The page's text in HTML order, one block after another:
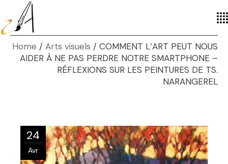
Home Arts visuels
COMMENT L’ART PEUT NOUS
AIDER À NE PAS PERDRE NOTRE SMARTPHONE –
RÉFLEXIONS SUR LES PEINTURES DE TS.
NARANGEREL
24
Avr